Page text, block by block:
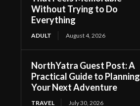
Without Trying to Do
Everything
ADULT August 4, 2026
NorthYatra Guest Post: A
Practical Guide to Planning
Your Next Adventure
TRAVEL July 30, 2026